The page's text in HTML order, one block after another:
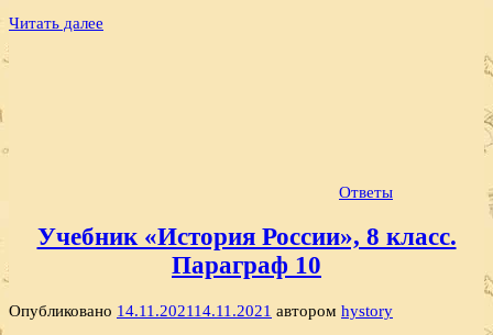
Читать далее
Ответы
Учебник «История России», 8 класс.
Параграф 10
Опубликовано 14.11.202114.11.2021 автором hystory